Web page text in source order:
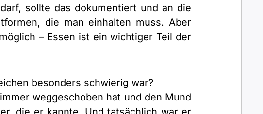
sollte das dokumentiert und an die
die man einhalten muss. Aber
– Essen ist ein wichtiger Teil der
besonders schwierig war?
weggeschoben hat und den Mund